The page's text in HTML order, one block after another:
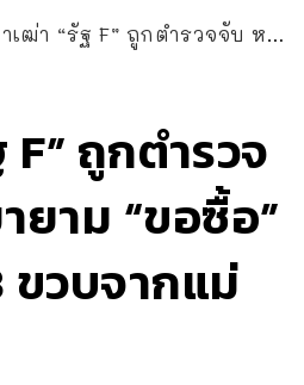
า “รัฐ F” ถูกตำรวจจับ หลังพยายาม “ขอซื้อ” เด็กหญิง 8 ขวบจากแม่ของเธอ
ถูกตำรวจ
าม “ขอซื้อ”
วบจากแม่